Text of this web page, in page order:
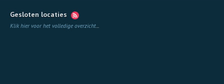
Gesloten locaties
Klik hier voor het volledige overzicht